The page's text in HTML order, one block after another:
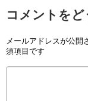
コメントをど
メールアドレスが公開
須項目です